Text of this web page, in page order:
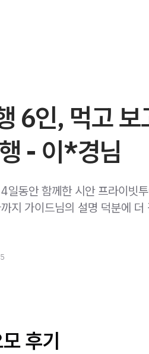
6인, 먹고
- 이*경님
동안 함께한 시안 프라이빗
지 가이드님의 설명 덕분에
후기